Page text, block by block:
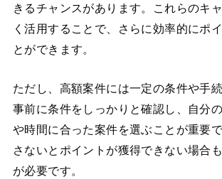
きるチャンスがあります。これらのキ
く活用することで、さらに効率的にポ
とができます。
ただし、高額案件には一定の条件や手
事前に条件をしっかりと確認し、自分
や時間に合った案件を選ぶことが重要
さないとポイントが獲得できない場合
が必要です。